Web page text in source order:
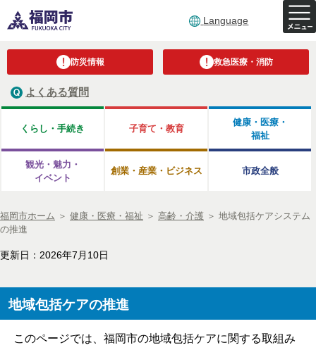
Language
防災情報 救急医療・消防
よくある質問
くらし・手続き 子育て・教育
健康・医療・
福祉
観光・魅力・
イベント
創業・産業・ビジネス 市政全般
福岡市ホーム ＞ 健康・医療・福祉 ＞ 高齢・介護 ＞ 地域包括ケアシステム
の推進
更新日：2026年7月10日
地域包括ケアの推進
このページでは、福岡市の地域包括ケアに関する取組み